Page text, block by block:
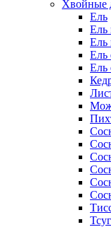
Хвойные
Ель
Ель
Ель
Ель
Ель